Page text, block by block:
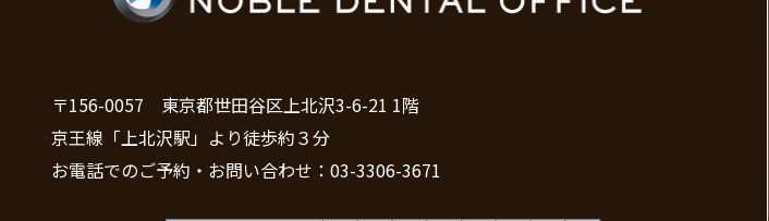
〒156-0057 東京都世田谷区上北沢3-6-21 1階
京王線「上北沢駅」より徒歩約３分
お電話でのご予約・お問い合わせ：03-3306-3671